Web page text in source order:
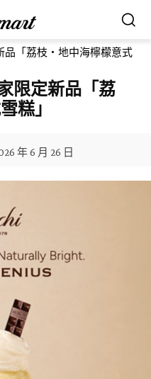
品「荔枝・地中海檸檬意式
限定新品「荔
糕」
年 6 月 26 日